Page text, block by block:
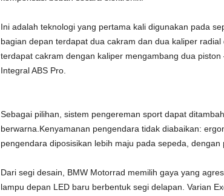
Ini adalah teknologi yang pertama kali digunakan pada
bagian depan terdapat dua cakram dan dua kaliper
terdapat cakram dengan kaliper mengambang dua
Integral ABS Pro.
Sebagai pilihan, sistem pengereman sport dapat
berwarna.Kenyamanan pengendara tidak diabaikan:
pengendara diposisikan lebih maju pada sepeda, dengan
Dari segi desain, BMW Motorrad memilih gaya yang
lampu depan LED baru berbentuk segi delapan. Varian